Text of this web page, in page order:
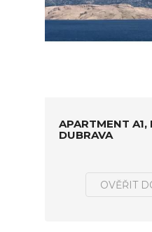
APARTMENT A1,
DUBRAVA
OVĚŘIT